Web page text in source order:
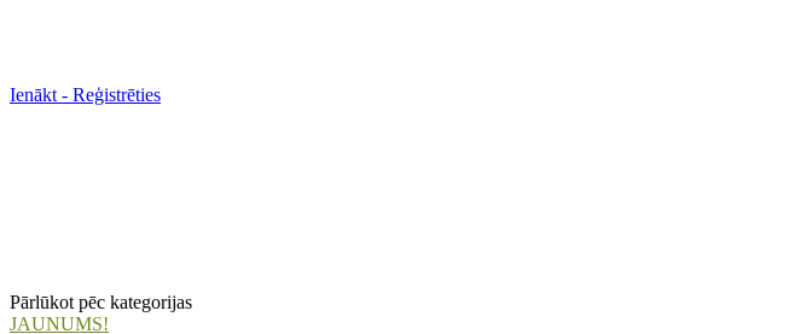
Ienākt - Reģistrēties
Pārlūkot pēc kategorijas
JAUNUMS!